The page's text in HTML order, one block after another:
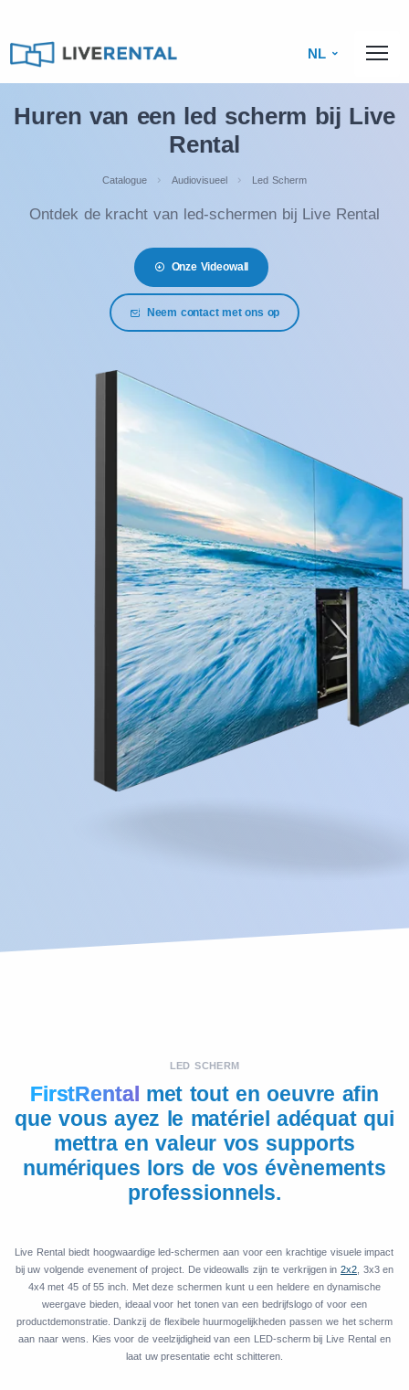
NL
Huren van een led scherm bij Live
Rental
Catalogue Audiovisueel Led Scherm
Ontdek de kracht van led-schermen bij Live Rental
Onze Videowall
Neem contact met ons op
LED SCHERM
FirstRental met tout en oeuvre afin
que vous ayez le matériel adéquat qui
mettra en valeur vos supports
numériques lors de vos évènements
professionnels.
Live Rental biedt hoogwaardige led-schermen aan voor een krachtige visuele impact
bij uw volgende evenement of project. De videowalls zijn te verkrijgen in 2x2, 3x3 en
4x4 met 45 of 55 inch. Met deze schermen kunt u een heldere en dynamische
weergave bieden, ideaal voor het tonen van een bedrijfslogo of voor een
productdemonstratie. Dankzij de flexibele huurmogelijkheden passen we het scherm
aan naar wens. Kies voor de veelzijdigheid van een LED-scherm bij Live Rental en
laat uw presentatie echt schitteren.